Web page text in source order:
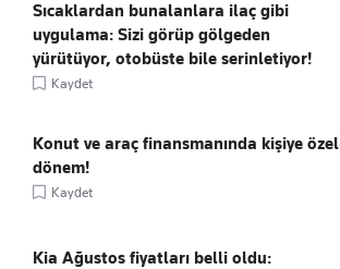
Sıcaklardan bunalanlara ilaç gibi
uygulama: Sizi görüp gölgeden
yürütüyor, otobüste bile serinletiyor!
Kaydet
Konut ve araç finansmanında kişiye özel
dönem!
Kaydet
Kia Ağustos fiyatları belli oldu: